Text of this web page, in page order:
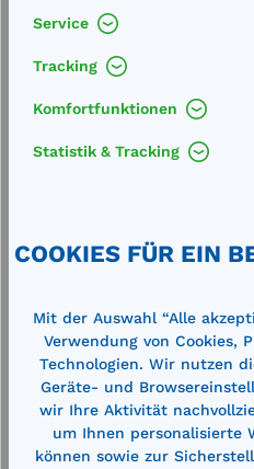
Service
Lieferung frei Haus
Zertifizierte Qualität
Beschreibung
Einschraubgewinde S 56
Technische Daten
Service
Tracking
Komfortfunktionen
Statistik & Tracking
COOKIES FÜR EIN
Mit der Auswahl “Alle
Verwendung von Cookies,
Technologien. Wir nutzen
Geräte- und
wir Ihre Aktivität
um Ihnen personalisierte
können sowie zur